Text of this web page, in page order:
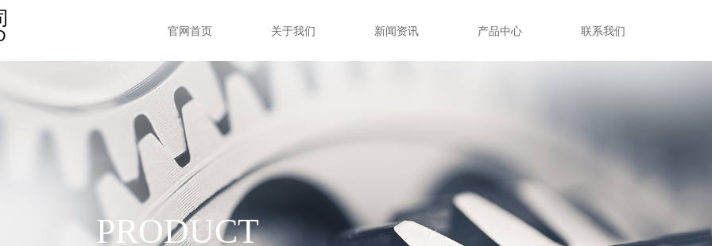
官网首页 关于我们 新闻资讯 产品中心 联系我们
ControlType:productSlideBind Error:未将对象引用设置到对象的实例。
PRODUCT